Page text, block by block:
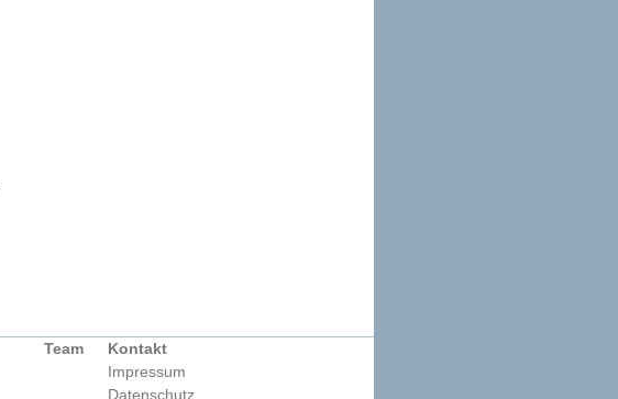
Team
Kontakt
Impressum
Datenschutz